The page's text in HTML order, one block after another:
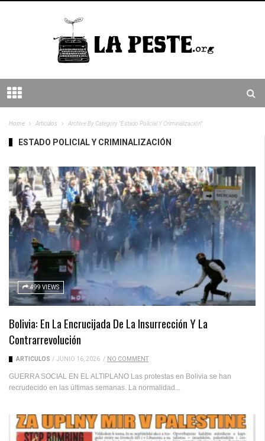
Home Articulos Archive By Category "Estado Policial Y Criminalización"
ESTADO POLICIAL Y CRIMINALIZACIÓN
499 VIEWS
Bolivia: En La Encrucijada De La Insurrección Y La
Contrarrevolución
ARTICULOS / JUNIO 16, 2026 / NO COMMENT
GUERRA SOCIAL EN EL ALTIPLANO Las protestas en Bolivia se han
recrudecido en las últimas semanas. La normalidad...